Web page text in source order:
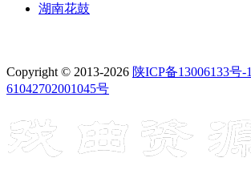
湖南花鼓
Copyright © 2013-2026 陕ICP备13006133号-1
61042702001045号